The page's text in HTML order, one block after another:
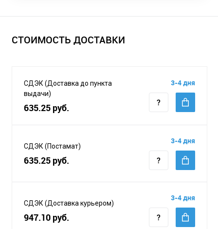
СТОИМОСТЬ ДОСТАВКИ
СДЭК (Доставка до пункта
выдачи)
635.25 руб.
3-4 дня
СДЭК (Постамат)
635.25 руб.
3-4 дня
СДЭК (Доставка курьером)
947.10 руб.
3-4 дня